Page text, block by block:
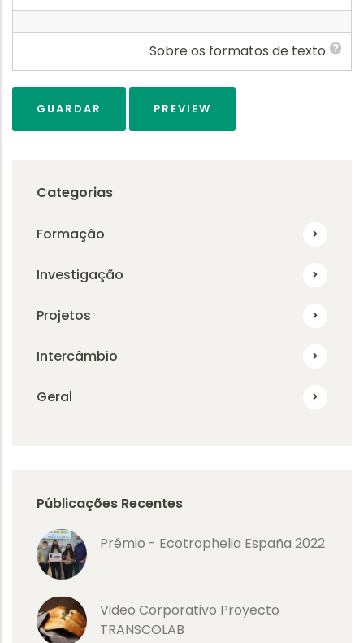
Sobre os formatos de texto
Categorias
Formação
Investigação
Projetos
Intercâmbio
Geral
Públicações Recentes
Prémio - Ecotrophelia España 2022
Video Corporativo Proyecto
TRANSCOLAB